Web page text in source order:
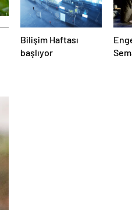
Bilişim Haftası
başlıyor